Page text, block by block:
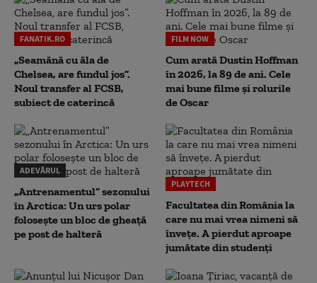
FANATIK.RO
„Seamănă cu ăla de
Chelsea, are fundul jos”.
Noul transfer al FCSB,
subiect de caterincă
FILM NOW
Cum arată Dustin Hoffman
în 2026, la 89 de ani. Cele
mai bune filme și rolurile
de Oscar
ADEVĂRUL
„Antrenamentul” sezonului
în Arctica: Un urs polar
folosește un bloc de gheață
pe post de halteră
PLAYTECH
Facultatea din România la
care nu mai vrea nimeni să
înveţe. A pierdut aproape
jumătate din studenţi